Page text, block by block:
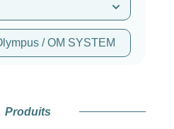
/ OM SYSTEM
Produits